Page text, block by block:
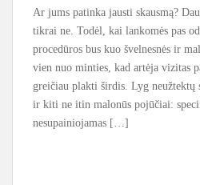
Ar jums patinka jausti skausmą?
tikrai ne. Todėl, kai lankomės pas
procedūros bus kuo švelnesnės ir
vien nuo minties, kad artėja vizitas
greičiau plakti širdis. Lyg neužtektų
ir kiti ne itin malonūs pojūčiai:
nesupainiojamas […]